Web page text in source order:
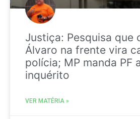
Justiça: Pesquisa que
Álvaro na frente vira
polícia; MP manda PF
inquérito
VER MATÉRIA »